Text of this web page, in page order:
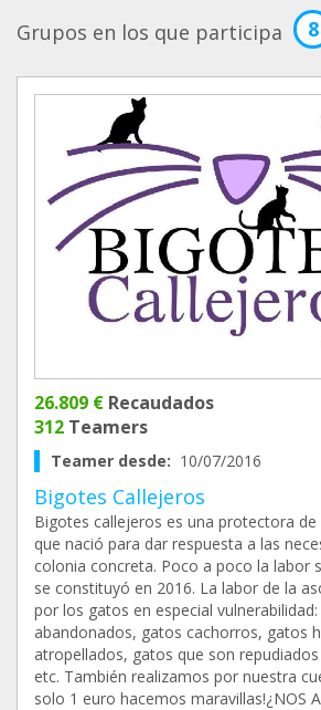
Grupos en los que participa 8
26.809 € Recaudados
312 Teamers
Teamer desde: 10/07/2016
Bigotes Callejeros
Bigotes callejeros es una protectora
que nació para dar respuesta a las
colonia concreta. Poco a poco la labor
se constituyó en 2016. La labor de la
por los gatos en especial
abandonados, gatos cachorros, gatos
atropellados, gatos que son
etc. También realizamos por nuestra
solo 1 euro hacemos maravillas!¿NOS